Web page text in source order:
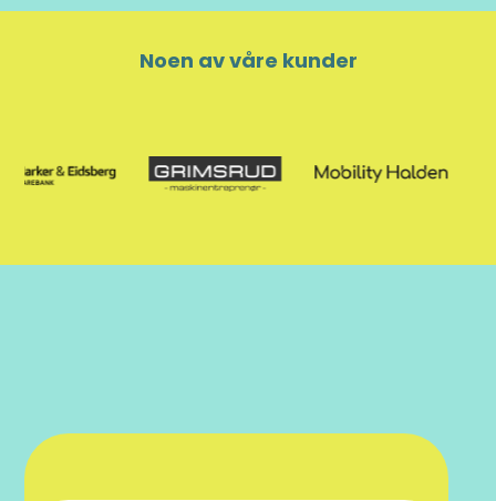
Noen av våre kunder